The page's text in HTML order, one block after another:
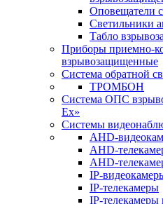
Оповещатели
Светильники
Табло
Приборы приемно-
взрывозащищенные
Система обратной
ТРОМБОН
Система ОПС
Ex»
Системы
AHD-
AHD-
AHD-
IP-
IP-телекамеры
IP-